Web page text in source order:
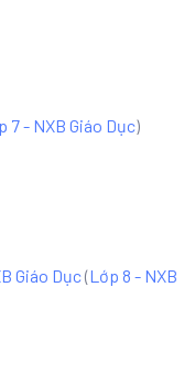
7 - NXB Giáo Dục)
Giáo Dục(Lớp 8 - NXB